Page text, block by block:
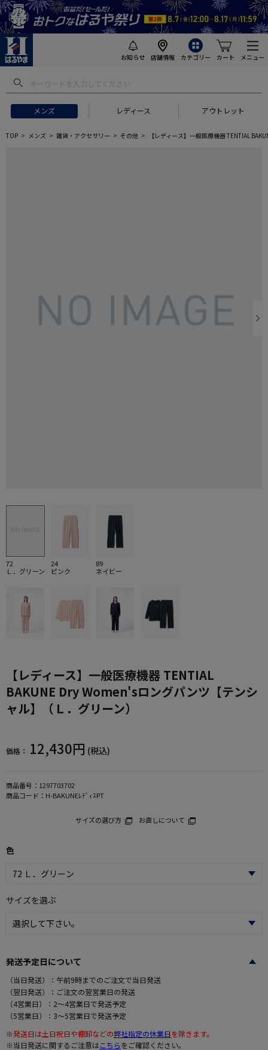
お知らせ 店舗情報 カテゴリー カート メニュー
メンズ レディース アウトレット
TOP メンズ 雑貨・アクセサリー その他 【レディース】一般医療機器 TENTIAL
72
Ｌ．グリーン
24
ピンク
89
ネイビー
【レディース】一般医療機器 TENTIAL
BAKUNE Dry Women'sロングパンツ【テンシ
ャル】（Ｌ．グリーン）
価格： 12,430円 (税込)
商品番号： 1297703702
商品コード： H-BAKUNEﾚﾃﾞｨｽPT
サイズの選び方 お直しについて
色
サイズを選ぶ
発送予定日について
（当日発送）：午前9時までのご注文で当日発送
（翌日発送）：ご注文の翌営業日の発送
（4営業日）：2～4営業日で発送予定
（5営業日）：3～5営業日で発送予定
※発送日は土日祝日や棚卸などの弊社指定の休業日を除きます。
※当日発送に関するご注意はこちらをご確認ください。